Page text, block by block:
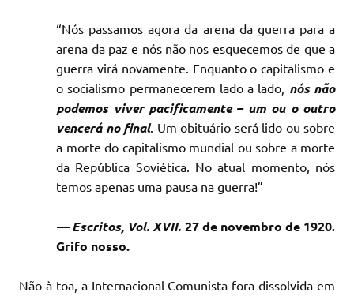
“Nós passamos agora da arena da guerra para a
arena da paz e nós não nos esquecemos de que a
guerra virá novamente. Enquanto o capitalismo e
o socialismo permanecerem lado a lado, nós não
podemos viver pacificamente – um ou o outro
vencerá no final. Um obituário será lido ou sobre
a morte do capitalismo mundial ou sobre a morte
da República Soviética. No atual momento, nós
temos apenas uma pausa na guerra!”
— Escritos, Vol. XVII. 27 de novembro de 1920.
Grifo nosso.
Não à toa, a Internacional Comunista fora dissolvida em